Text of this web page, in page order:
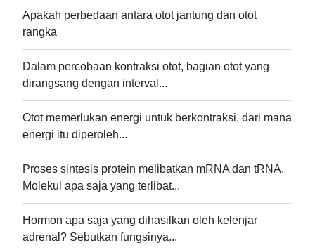
Apakah perbedaan antara otot jantung dan otot
rangka
Dalam percobaan kontraksi otot, bagian otot yang
dirangsang dengan interval...
Otot memerlukan energi untuk berkontraksi, dari mana
energi itu diperoleh...
Proses sintesis protein melibatkan mRNA dan tRNA.
Molekul apa saja yang terlibat...
Hormon apa saja yang dihasilkan oleh kelenjar
adrenal? Sebutkan fungsinya...